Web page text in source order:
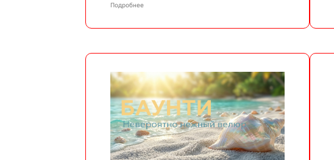
Подробнее